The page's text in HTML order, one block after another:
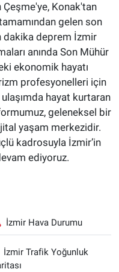
Konak'tan
gelen son
dakika deprem İzmir
anında Son Mühür
ekonomik hayatı
profesyonelleri için
hayat kurtaran
geleneksel bir
yaşam merkezidir.
kadrosuyla İzmir’in
ediyoruz.
İzmir Hava Durumu
İzmir Trafik Yoğunluk